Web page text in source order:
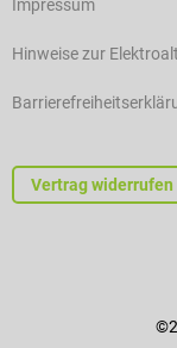
Impressum
Hinweise zur
Vertrag widerrufen